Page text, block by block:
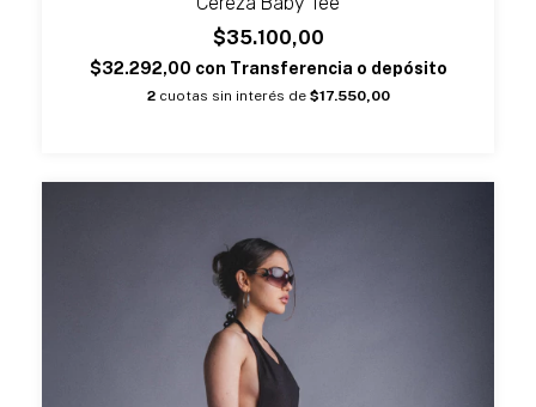
$35.100,00
$32.292,00 con Transferencia o depósito
2 cuotas sin interés de $17.550,00